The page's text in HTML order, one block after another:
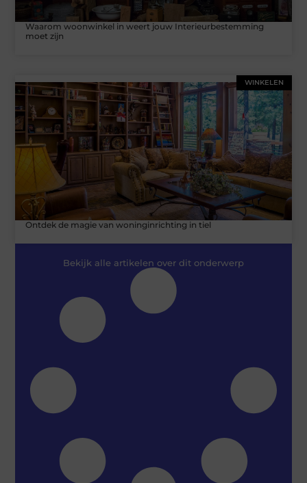
Waarom woonwinkel in weert jouw Interieurbestemming
moet zijn
WINKELEN
Ontdek de magie van woninginrichting in tiel
Bekijk alle artikelen over dit onderwerp